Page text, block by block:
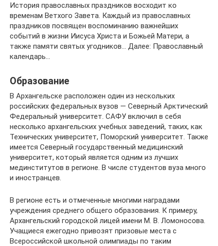
История православных праздников восходит ко
временам Ветхого Завета. Каждый из православных
праздников посвящен воспоминанию важнейших
событий в жизни Иисуса Христа и Божьей Матери, а
также памяти святых угодников… Далее: Православный
календарь…
Образование
В Архангельске расположен один из нескольких
российских федеральных вузов — Северный Арктический
Федеральный университет. САФУ включил в себя
несколько архангельских учебных заведений, таких, как
Технических университет, Поморский университет. Также
имеется Северный государственный медицинский
университет, который является одним из лучших
мединститутов в регионе. В числе студентов вуза много
и иностранцев.
В регионе есть и отмеченные многими наградами
учреждения среднего общего образования. К примеру,
Архангельский городской лицей имени М. В. Ломоносова.
Учащиеся ежегодно привозят призовые места с
Всероссийской школьной олимпиады по таким